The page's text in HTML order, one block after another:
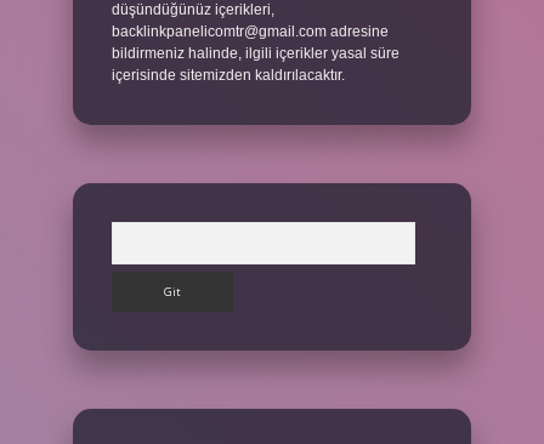
düşündüğünüz içerikleri,
backlinkpanelicomtr@gmail.com adresine
bildirmeniz halinde, ilgili içerikler yasal süre
içerisinde sitemizden kaldırılacaktır.